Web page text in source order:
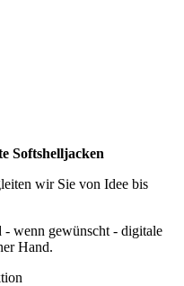
Softshelljacken
wir Sie von Idee bis
wenn gewünscht - digitale
Hand.